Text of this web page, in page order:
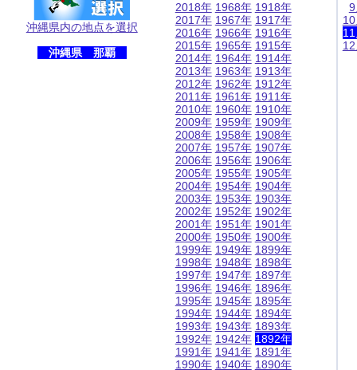
沖縄県内の地点を選択
沖縄県 那覇
2018年
2017年
2016年
2015年
2014年
2013年
2012年
2011年
2010年
2009年
2008年
2007年
2006年
2005年
2004年
2003年
2002年
2001年
2000年
1999年
1998年
1997年
1996年
1995年
1994年
1993年
1992年
1991年
1990年
1968年
1967年
1966年
1965年
1964年
1963年
1962年
1961年
1960年
1959年
1958年
1957年
1956年
1955年
1954年
1953年
1952年
1951年
1950年
1949年
1948年
1947年
1946年
1945年
1944年
1943年
1942年
1941年
1940年
1918年
1917年
1916年
1915年
1914年
1913年
1912年
1911年
1910年
1909年
1908年
1907年
1906年
1905年
1904年
1903年
1902年
1901年
1900年
1899年
1898年
1897年
1896年
1895年
1894年
1893年
1892年
1891年
1890年